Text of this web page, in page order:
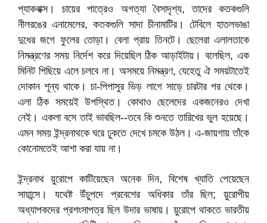
প্যাকবাক্স। চায়ের পাত্রেও অগত্যা বৈসাদৃশ্য, তাদের কতকগুলি
নীলরঙের এনামেলের, কতকগুলি সাদা চীনামাটির। টেবিলে হাতলভাঙা
দুধের জগে ফুলের তোড়া। বেলা প্রায় তিনটে। ছেলেরা এলালতাকে
নিমন্ত্রণের সময় নির্দেশ করে দিয়েছিল ঠিক আড়াইটায়। বলেছিল, এক
মিনিট পিছিয়ে এলে চলবে না। অসময়ে নিমন্ত্রণ, যেহেতু ঐ সময়টাতেই
দোকান শূন্য থাকে। চা-পিপাসুর ভিড় লাগে সাড়ে চারটার পর থেকে।
এলা ঠিক সময়েই উপস্থিত। কোথাও ছেলেদের একজনেরও দেখা
নেই। একলা বসে তাই ভাবছিল--তবে কি শুনতে তারিখের ভুল হয়েছে।
এমন সময় ইন্দ্রনাথকে ঘরে ঢুকতে দেখে চমকে উঠল। এ-জায়গায় তাঁকে
কোনোমতেই আশা করা যায় না।
ইন্দ্রনাথ য়ুরোপে কাটিয়েছেন অনেক দিন, বিশেষ খ্যাতি পেয়েছেন
সায়ান্সে। যথেষ্ট উঁচুপদে প্রবেশের অধিকার তাঁর ছিল; য়ুরোপীয়
অধ্যাপকদের প্রশংসাপত্র ছিল উদার ভাষায়। য়ুরোপে থাকতে ভারতীয়